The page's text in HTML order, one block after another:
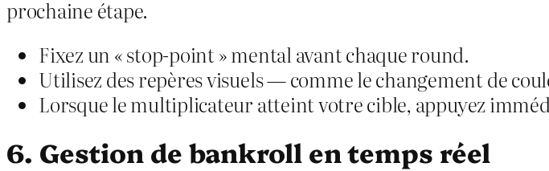
prochaine étape.
Fixez un « stop‑point » mental avant chaque round.
Utilisez des repères visuels — comme le changement de
Lorsque le multiplicateur atteint votre cible, appuyez
6. Gestion de bankroll en temps réel